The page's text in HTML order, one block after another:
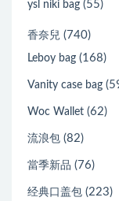
愛馬仕 腰帶(40)
聖羅蘭 (272)
ysl niki bag(55)
香奈兒 (740)
Leboy bag(168)
Vanity case bag
Woc Wallet(62)
流浪包 (82)